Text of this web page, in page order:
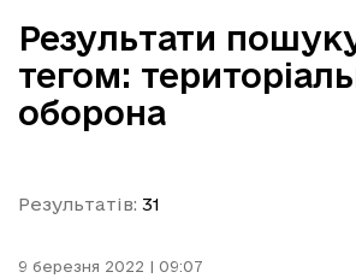
Результати
тегом:
оборона
Результатів: 31
9 березня 2022 | 09:07